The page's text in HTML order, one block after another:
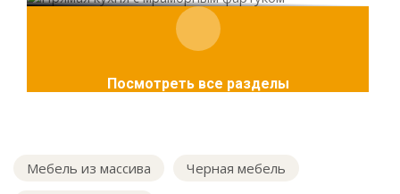
Посмотреть все разделы
Мебель из массива
Черная мебель